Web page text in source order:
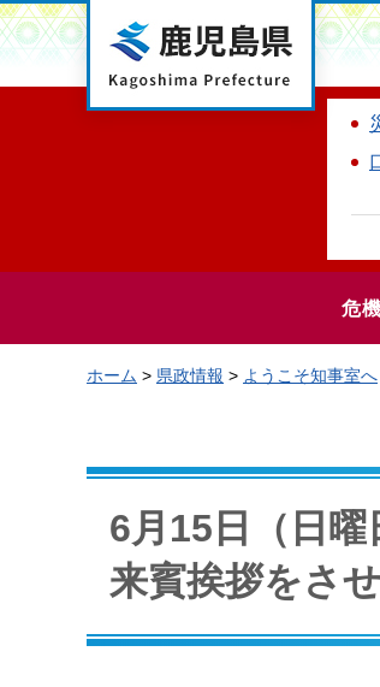
鹿児島県
危
ホーム > 県政情報 > ようこそ知事室へ
6月15日（日
来賓挨拶をさ